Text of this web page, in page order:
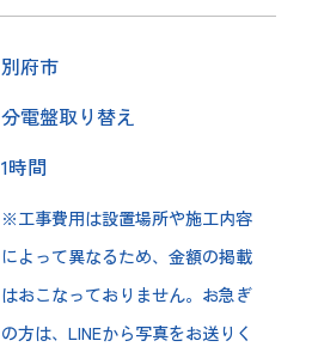
別府市
分電盤取り替え
1時間
※工事費用は設置場所や施工内容
によって異なるため、金額の掲載
はおこなっておりません。お急ぎ
の方は、LINEから写真をお送りく